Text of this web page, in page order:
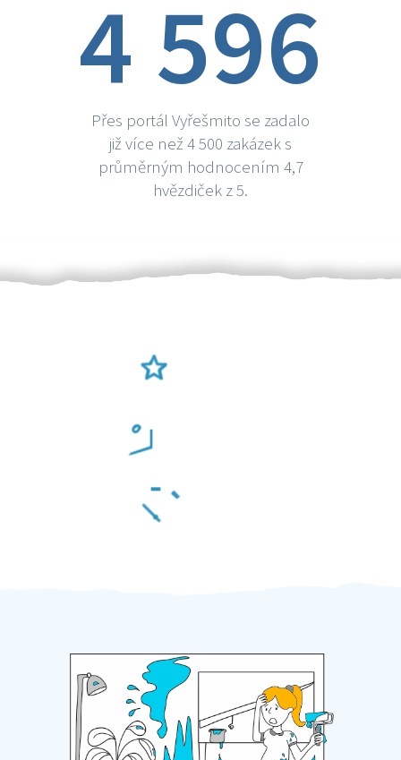
4 596
Přes portál Vyřešmito se zadalo
již více než 4 500 zakázek s
průměrným hodnocením 4,7
hvězdiček z 5.